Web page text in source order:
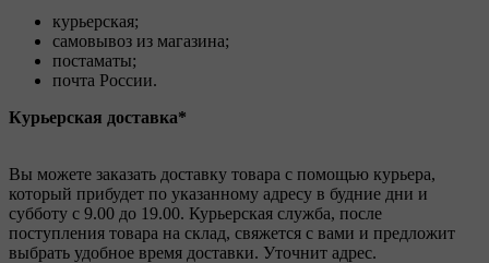
курьерская;
самовывоз из магазина;
постаматы;
почта России.
Курьерская доставка*
Вы можете заказать доставку товара с помощью курьера,
который прибудет по указанному адресу в будние дни и
субботу с 9.00 до 19.00. Курьерская служба, после
поступления товара на склад, свяжется с вами и предложит
выбрать удобное время доставки. Уточнит адрес.